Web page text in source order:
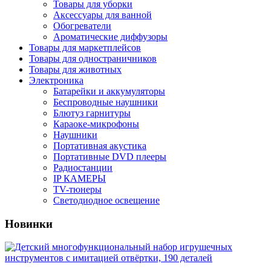
Товары для уборки
Аксессуары для ванной
Обогреватели
Ароматические диффузоры
Товары для маркетплейсов
Товары для одностраничников
Товары для животных
Электроника
Батарейки и аккумуляторы
Беспроводные наушники
Блютуз гарнитуры
Караоке-микрофоны
Наушники
Портативная акустика
Портативные DVD плееры
Радиостанции
IP КАМЕРЫ
TV-тюнеры
Светодиодное освещение
Новинки